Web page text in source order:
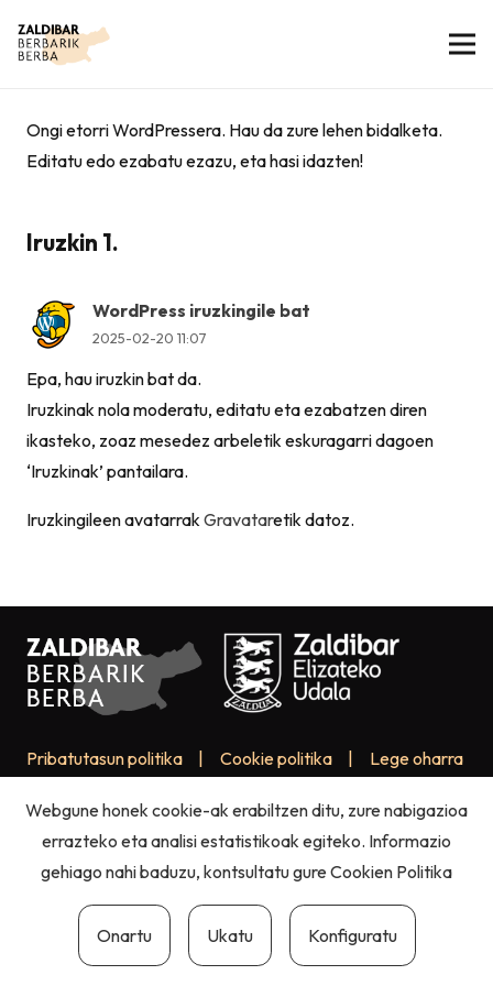
Ongi etorri WordPressera. Hau da zure lehen bidalketa.
Editatu edo ezabatu ezazu, eta hasi idazten!
Iruzkin 1.
WordPress iruzkingile bat
2025-02-20 11:07
Epa, hau iruzkin bat da.
Iruzkinak nola moderatu, editatu eta ezabatzen diren
ikasteko, zoaz mesedez arbeletik eskuragarri dagoen
‘Iruzkinak’ pantailara.
Iruzkingileen avatarrak Gravataretik datoz.
Pribatutasun politika Cookie politika Lege oharra
Webgune honek cookie-ak erabiltzen ditu, zure nabigazioa
errazteko eta analisi estatistikoak egiteko. Informazio
gehiago nahi baduzu, kontsultatu gureCookien Politika
Onartu Ukatu Konfiguratu